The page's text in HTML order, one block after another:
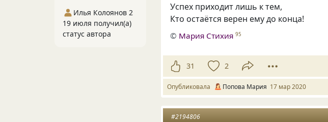
Успех приходит лишь к тем,
Кто остаётся верен ему до конца!
© Мария Стихия 95
31 2
Опубликовала Попова Мария 17 мар 2020
#2194806
Илья Колоянов 2
19 июля получил(а)
статус автора